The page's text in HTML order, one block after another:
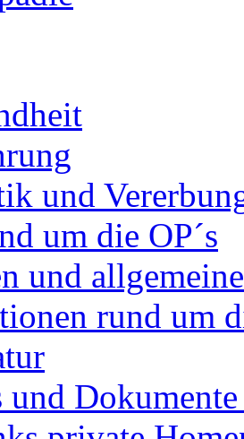
und
um die OP´s
und
rund um